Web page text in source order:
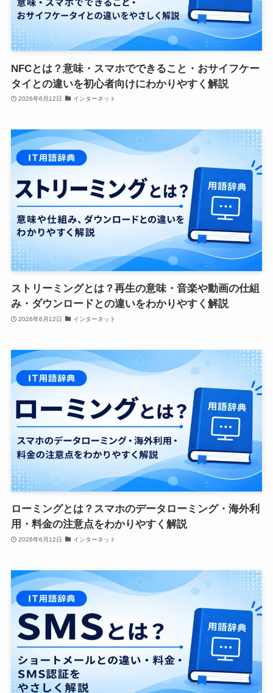
NFCとは？意味・スマホでできること・おサイフケー
タイとの違いを初心者向けにわかりやすく解説
2026年6月12日 インターネット
ストリーミングとは？再生の意味・音楽や動画の仕組
み・ダウンロードとの違いをわかりやすく解説
2026年6月12日 インターネット
ローミングとは？スマホのデータローミング・海外利
用・料金の注意点をわかりやすく解説
2026年6月12日 インターネット